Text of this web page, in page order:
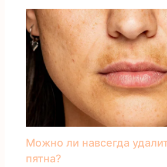
Можно ли навсегда
пятна?